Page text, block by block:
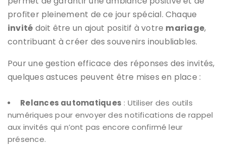
profiter pleinement de ce jour spécial. Chaque
invité doit être un ajout positif à votre mariage,
contribuant à créer des souvenirs inoubliables.
Pour une gestion efficace des réponses des invités,
quelques astuces peuvent être mises en place :
Relances automatiques : Utiliser des outils
numériques pour envoyer des notifications de rappel
aux invités qui n’ont pas encore confirmé leur
présence.